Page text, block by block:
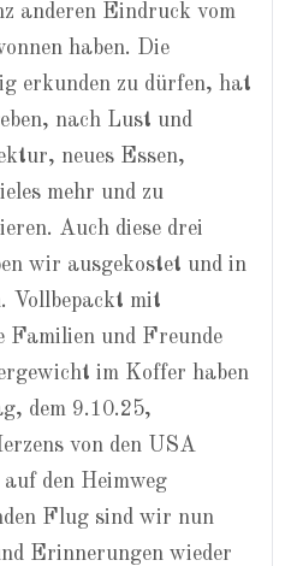
anderen Eindruck vom
haben. Die
erkunden zu dürfen, hat
nach Lust und
neues Essen,
mehr und zu
Auch diese drei
wir ausgekostet und in
Vollbepackt mit
Familien und Freunde
im Koffer haben
dem 9.10.25,
von den USA
den Heimweg
Flug sind wir nun
Erinnerungen wieder